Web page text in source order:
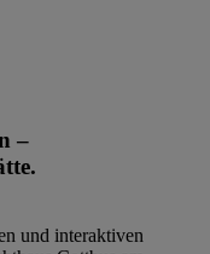
–
und interaktiven